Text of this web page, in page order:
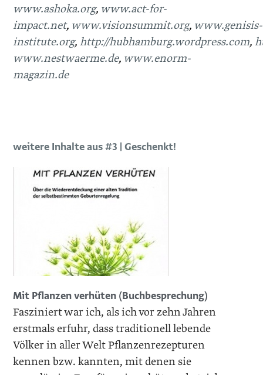
www.ashoka.org, www.act-for-
impact.net, www.visionsummit.org, www.genisis-
institute.org,http://hubhamburg.wordpress.com,
www.nestwaerme.de, www.enorm-
magazin.de
weitere Inhalte aus #3 | Geschenkt!
Mit Pflanzen verhüten (Buchbesprechung)
Fasziniert war ich, als ich vor zehn Jahren
erstmals erfuhr, dass traditionell lebende
Völker in aller Welt Pflanzenrezepturen
kennen bzw. kannten, mit denen sie